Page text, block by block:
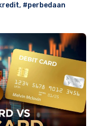
, #perbedaan